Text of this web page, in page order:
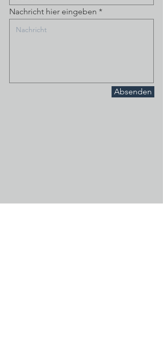
Nachricht hier eingeben
Absenden